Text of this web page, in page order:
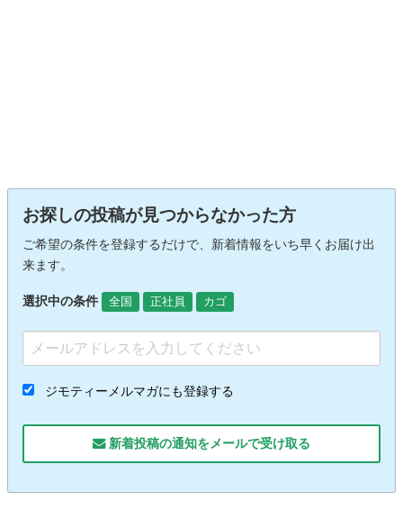
お探しの投稿が見つからなかった方
ご希望の条件を登録するだけで、新着情報をいち早くお届け出
来ます。
選択中の条件 全国 正社員 カゴ
ジモティーメルマガにも登録する
新着投稿の通知をメールで受け取る